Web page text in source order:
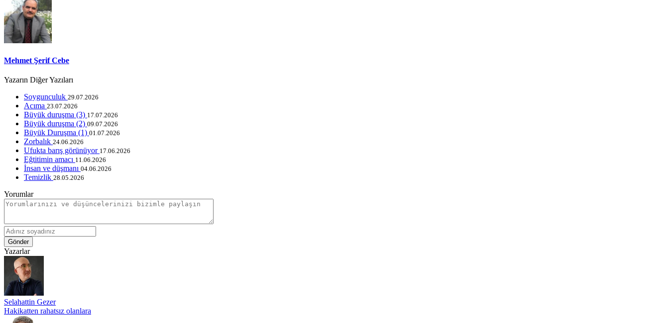
Mehmet Şerif Cebe
Yazarın Diğer Yazıları
Soygunculuk 29.07.2026
Acıma 23.07.2026
Büyük duruşma (3) 17.07.2026
Büyük duruşma (2) 09.07.2026
Büyük Duruşma (1) 01.07.2026
Zorbalık 24.06.2026
Ufukta barış görünüyor 17.06.2026
Eğtitimin amacı 11.06.2026
İnsan ve düşmanı 04.06.2026
Temizlik 28.05.2026
Yorumlar
Gönder
Yazarlar
Selahattin Gezer
Hakikatten rahatsız olanlara